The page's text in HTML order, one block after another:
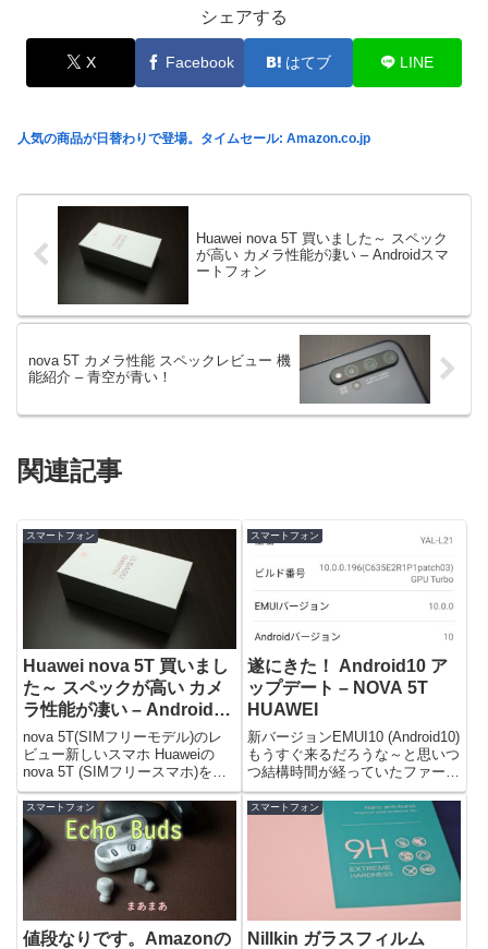
シェアする
X Facebook はてブ LINE
人気の商品が日替わりで登場。タイムセール: Amazon.co.jp
Huawei nova 5T 買いました～ スペック
が高い カメラ性能が凄い – Androidスマ
ートフォン
nova 5T カメラ性能 スペックレビュー 機
能紹介 – 青空が青い！
関連記事
スマートフォン
Huawei nova 5T 買いまし
た～ スペックが高い カメ
ラ性能が凄い – Androidス
マートフォン
nova 5T(SIMフリーモデル)のレ
ビュー新しいスマホ Huaweiの
nova 5T (SIMフリースマホ)を買
いま...
スマートフォン
遂にきた！ Android10 ア
ップデート – NOVA 5T
HUAWEI
新バージョンEMUI10 (Android10)
もうすぐ来るだろうな～と思いつ
つ結構時間が経っていたファーウ
ェイのAnd...
スマートフォン
値段なりです。Amazonの
スマートフォン
Nillkin ガラスフィルム